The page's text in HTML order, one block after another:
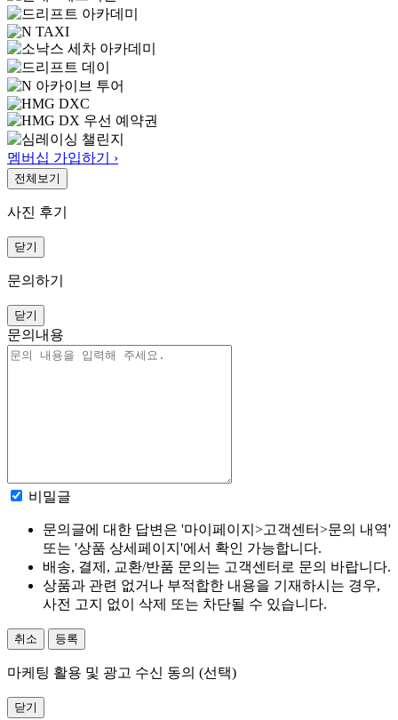
멤버십 가입하기 ›
전체보기
사진 후기
닫기
문의하기
닫기
문의내용
비밀글
문의글에 대한 답변은 '마이페이지>고객센터>문의 내역'
또는 '상품 상세페이지'에서 확인 가능합니다.
배송, 결제, 교환/반품 문의는 고객센터로 문의 바랍니다.
상품과 관련 없거나 부적합한 내용을 기재하시는 경우,
사전 고지 없이 삭제 또는 차단될 수 있습니다.
취소 등록
마케팅 활용 및 광고 수신 동의 (선택)
닫기